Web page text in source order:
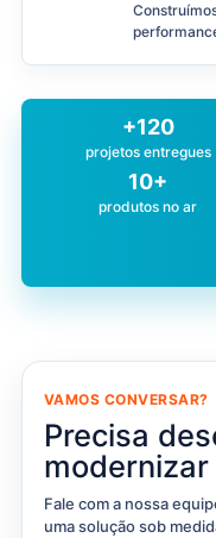
+120
projetos entregues
10+
produtos no ar
VAMOS CONVERSAR?
Precisa
Fale com a nossa
uma solução sob